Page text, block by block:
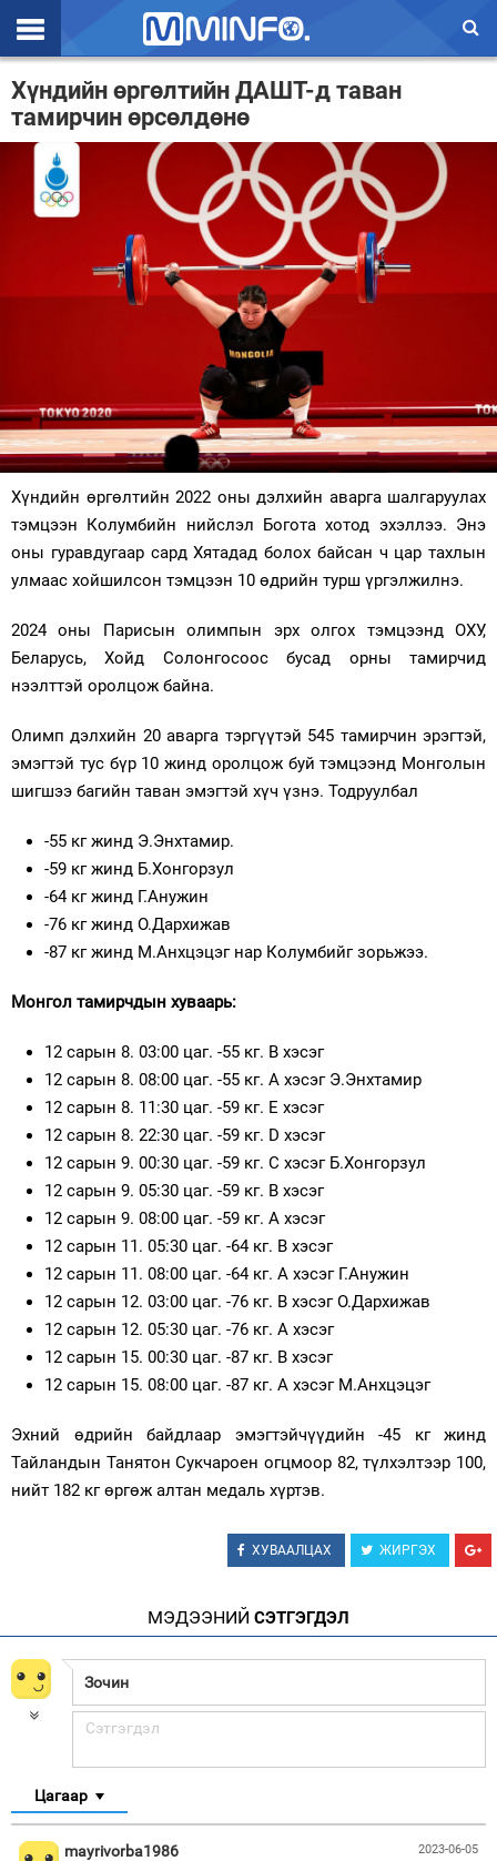
Эхлэл
Цаг агаар
Валют ханш
Улс төр
Дэлхий
Энтертайнмэнт
Зурхай
Хүндийн өргөлтийн ДАШТ-д таван
тамирчин өрсөлдөнө
Хүндийн өргөлтийн 2022 оны дэлхийн аварга шалгаруулах
тэмцээн Колумбийн нийслэл Богота хотод эхэллээ. Энэ
оны гуравдугаар сард Хятадад болох байсан ч цар тахлын
улмаас хойшилсон тэмцээн 10 өдрийн турш үргэлжилнэ.
2024 оны Парисын олимпын эрх олгох тэмцээнд ОХУ,
Беларусь, Хойд Солонгосоос бусад орны тамирчид
нээлттэй оролцож байна.
Олимп дэлхийн 20 аварга тэргүүтэй 545 тамирчин эрэгтэй,
эмэгтэй тус бүр 10 жинд оролцож буй тэмцээнд Монголын
шигшээ багийн таван эмэгтэй хүч үзнэ. Тодруулбал
-55 кг жинд Э.Энхтамир.
-59 кг жинд Б.Хонгорзул
-64 кг жинд Г.Анужин
-76 кг жинд О.Дархижав
-87 кг жинд М.Анхцэцэг нар Колумбийг зорьжээ.
Монгол тамирчдын хуваарь:
12 сарын 8. 03:00 цаг. -55 кг. B хэсэг
12 сарын 8. 08:00 цаг. -55 кг. А хэсэг Э.Энхтамир
12 сарын 8. 11:30 цаг. -59 кг. E хэсэг
12 сарын 8. 22:30 цаг. -59 кг. D хэсэг
12 сарын 9. 00:30 цаг. -59 кг. C хэсэг Б.Хонгорзул
12 сарын 9. 05:30 цаг. -59 кг. B хэсэг
12 сарын 9. 08:00 цаг. -59 кг. A хэсэг
12 сарын 11. 05:30 цаг. -64 кг. B хэсэг
12 сарын 11. 08:00 цаг. -64 кг. A хэсэг Г.Анужин
12 сарын 12. 03:00 цаг. -76 кг. B хэсэг О.Дархижав
12 сарын 12. 05:30 цаг. -76 кг. A хэсэг
12 сарын 15. 00:30 цаг. -87 кг. B хэсэг
12 сарын 15. 08:00 цаг. -87 кг. A хэсэг М.Анхцэцэг
Эхний өдрийн байдлаар эмэгтэйчүүдийн -45 кг жинд
Тайландын Танятон Сукчароен огцмоор 82, түлхэлтээр 100,
нийт 182 кг өргөж алтан медаль хүртэв.
ХУВААЛЦАХ ЖИРГЭХ
МЭДЭЭНИЙ СЭТГЭГДЭЛ
Цагаар
2023-06-05
mayrivorba1986